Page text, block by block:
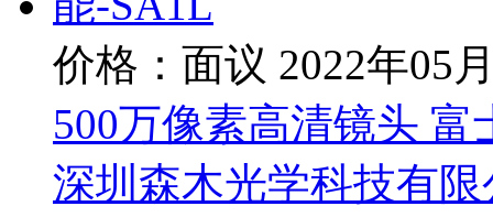
价格：面议 2022年05
500万像素高清镜头 富
深圳森木光学科技有限